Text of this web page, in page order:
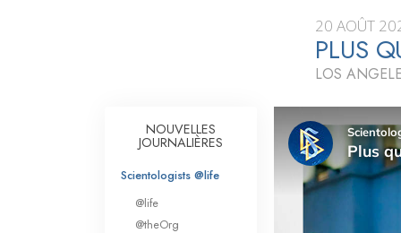
Les scientologues et
Rencontrez un
À l’intérieur d’une
Les principes de
Scientologie
La Dianétique : Une
20 AOÛT
PLUS
LOS
NOUVELLES
JOURNALIÈRES
Scientologists @life
@life
@theOrg